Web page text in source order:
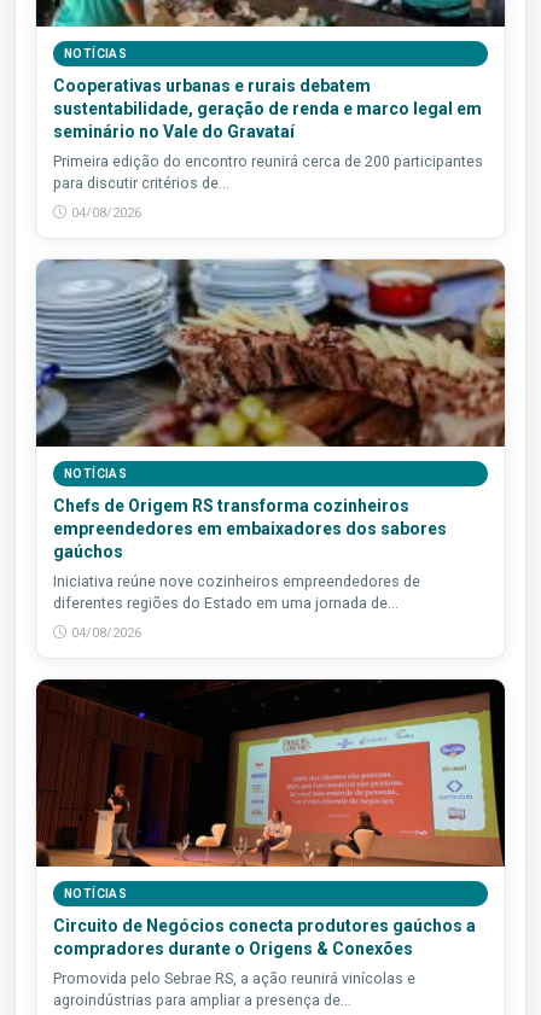
NOTÍCIAS
Cooperativas urbanas e rurais debatem
sustentabilidade, geração de renda e marco legal em
seminário no Vale do Gravataí
Primeira edição do encontro reunirá cerca de 200 participantes
para discutir critérios de...
04/08/2026
NOTÍCIAS
Chefs de Origem RS transforma cozinheiros
empreendedores em embaixadores dos sabores
gaúchos
Iniciativa reúne nove cozinheiros empreendedores de
diferentes regiões do Estado em uma jornada de...
04/08/2026
NOTÍCIAS
Circuito de Negócios conecta produtores gaúchos a
compradores durante o Origens & Conexões
Promovida pelo Sebrae RS, a ação reunirá vinícolas e
agroindústrias para ampliar a presença de...